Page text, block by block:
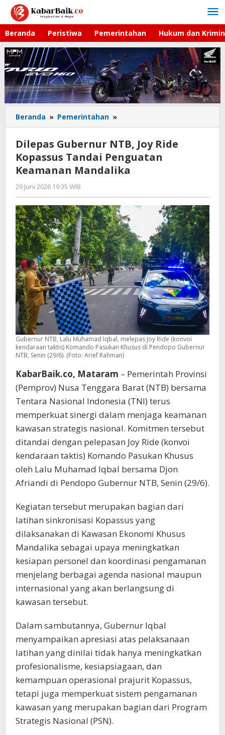
Lewati
konten
Beranda Peristiwa Pemerintahan Hukum dan
Beranda » Pemerintahan »
Gubernur
Joy
Ride
Kopassus
Mandalika
Dilepas Gubernur NTB, Joy Ride
Kopassus Tandai Penguatan
Keamanan Mandalika
29 Juni 2026 19:35 WIB
Faisal
Gubernur NTB, Lalu Muhamad Iqbal, melepas Joy Ride (konvoi
kendaraan taktis) Komando Pasukan Khusus di Pendopo Gubernur
NTB, Senin (29/6). (Foto: Arief Rahman)
KabarBaik.co, Mataram – Pemerintah Provinsi
(Pemprov) Nusa Tenggara Barat (NTB) bersama
Tentara Nasional Indonesia (TNI) terus
memperkuat sinergi dalam menjaga keamanan
kawasan strategis nasional. Komitmen tersebut
ditandai dengan pelepasan Joy Ride (konvoi
kendaraan taktis) Komando Pasukan Khusus
oleh Lalu Muhamad Iqbal bersama Djon
Afriandi di Pendopo Gubernur NTB, Senin (29/6).
Kegiatan tersebut merupakan bagian dari
latihan sinkronisasi Kopassus yang
dilaksanakan di Kawasan Ekonomi Khusus
Mandalika sebagai upaya meningkatkan
kesiapan personel dan koordinasi pengamanan
menjelang berbagai agenda nasional maupun
internasional yang akan berlangsung di
kawasan tersebut.
Dalam sambutannya, Gubernur Iqbal
menyampaikan apresiasi atas pelaksanaan
latihan yang dinilai tidak hanya meningkatkan
profesionalisme, kesiapsiagaan, dan
kemampuan operasional prajurit Kopassus,
tetapi juga memperkuat sistem pengamanan
kawasan yang merupakan bagian dari Program
Strategis Nasional (PSN).